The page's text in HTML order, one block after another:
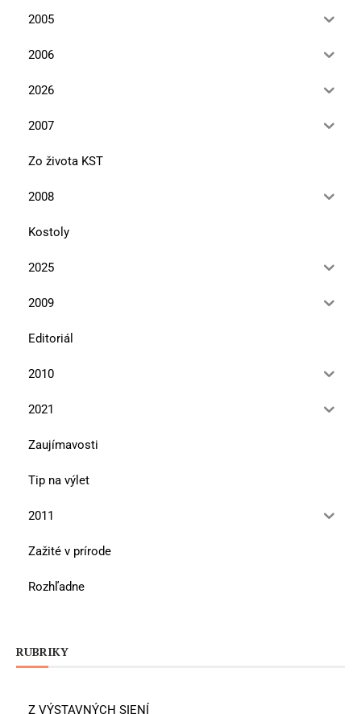
2005
2006
2026
2007
Zo života KST
2008
Kostoly
2025
2009
Editoriál
2010
2021
Zaujímavosti
Tip na výlet
2011
Zažité v prírode
Rozhľadne
RUBRIKY
Z VÝSTAVNÝCH SIENÍ